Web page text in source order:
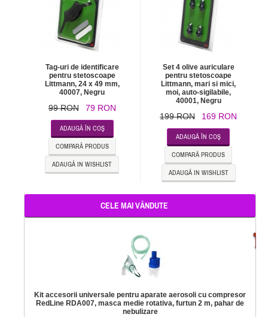
Tag-uri de identificare
pentru stetoscoape
Littmann, 24 x 49 mm,
40007, Negru
99 RON 79 RON
ADAUGĂ ÎN COŞ
COMPARĂ PRODUS
ADAUGĂ IN WISHLIST
Set 4 olive auriculare
pentru stetoscoape
Littmann, mari si mici,
moi, auto-sigilabile,
40001, Negru
199 RON 169 RON
ADAUGĂ ÎN COŞ
COMPARĂ PRODUS
ADAUGĂ IN WISHLIST
CELE MAI VÂNDUTE
Kit accesorii universale pentru aparate aerosoli cu compresor
RedLine RDA007, masca medie rotativa, furtun 2 m, pahar de
nebulizare